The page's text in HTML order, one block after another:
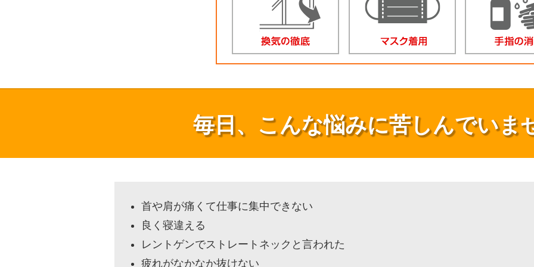
毎日、こんな悩みに苦しんでいま
首や肩が痛くて仕事に集中できない
良く寝違える
レントゲンでストレートネックと言われた
疲れがなかなか抜けない